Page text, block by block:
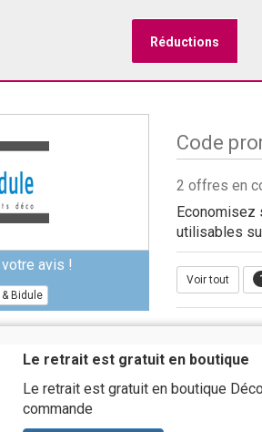
Réductions
avis !
Bidule
Code
2 offres en
Economisez
utilisables
Voir tout 1
Le retrait est gratuit en boutique
Le retrait est gratuit en boutique
commande